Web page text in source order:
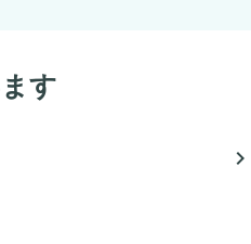
す
navigate_next